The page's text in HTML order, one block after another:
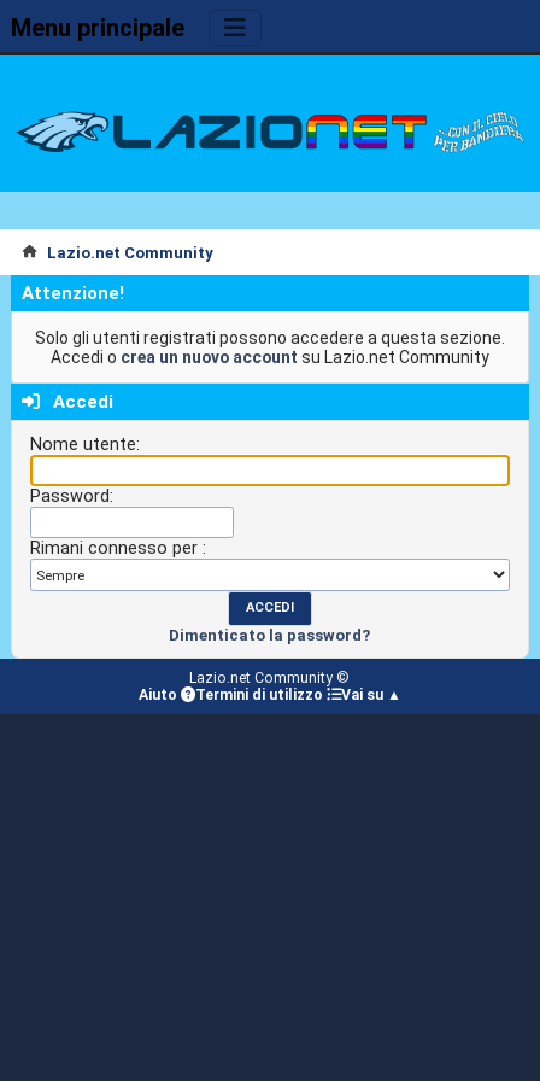
Menu principale
Lazio.net Community
Attenzione!
Solo gli utenti registrati possono accedere a questa sezione.
Accedi o crea un nuovo account su Lazio.net Community
Accedi
Nome utente:
Password:
Rimani connesso per :
Dimenticato la password?
Lazio.net Community ©
Aiuto
Termini di utilizzo Vai su ▲